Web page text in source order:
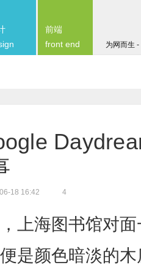
为网而生
前端
front end
18 16:42 4
上海图书馆对
是颜色暗淡的